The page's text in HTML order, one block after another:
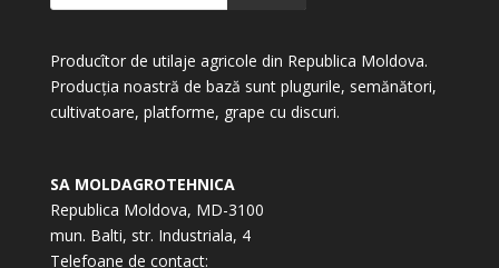
Producîtor de utilaje agricole din Republica Moldova.
Producția noastră de bază sunt plugurile, semănători,
cultivatoare, platforme, grape cu discuri.
SA MOLDAGROTEHNICA
Republica Moldova, MD-3100
mun. Balti, str. Industriala, 4
Telefoane de contact: